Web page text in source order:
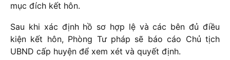
mục đích kết hôn.
Sau khi xác định hồ sơ hợp lệ và các bên đủ điều
kiện kết hôn, Phòng Tư pháp sẽ báo cáo Chủ tịch
UBND cấp huyện để xem xét và quyết định.